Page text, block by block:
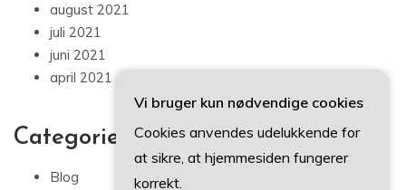
august 2021
juli 2021
juni 2021
april 2021
Categories
Blog
Vi bruger kun nødvendige cookies
Cookies anvendes udelukkende for
at sikre, at hjemmesiden fungerer
korrekt.